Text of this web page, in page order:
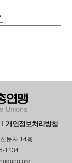
개인정보처리방침
문사 14층
1134